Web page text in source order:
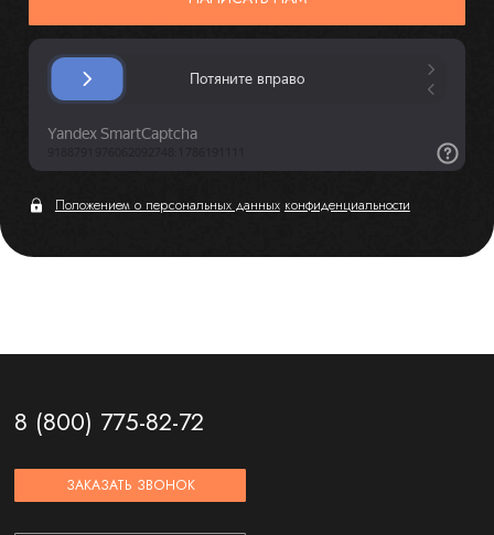
Положением о персональных данных конфиденциальности
8 (800) 775-82-72
ЗАКАЗАТЬ ЗВОНОК